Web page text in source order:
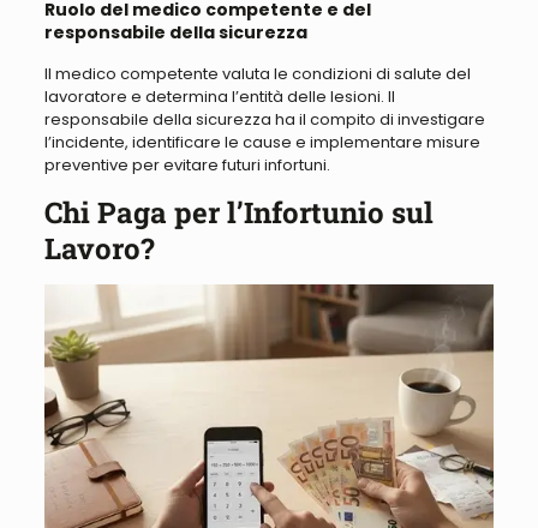
Ruolo del medico competente e del
responsabile della sicurezza
Il medico competente valuta le condizioni di salute del
lavoratore e determina l’entità delle lesioni. Il
responsabile della sicurezza ha il compito di investigare
l’incidente, identificare le cause e implementare misure
preventive per evitare futuri infortuni.
Chi Paga per l’Infortunio sul
Lavoro?